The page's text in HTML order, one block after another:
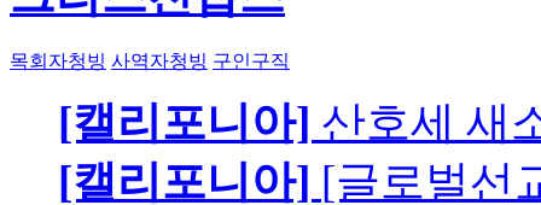
목회자청빙 사역자청빙 구인구직
[캘리포니아] 산호세 새
[캘리포니아] [글로벌선